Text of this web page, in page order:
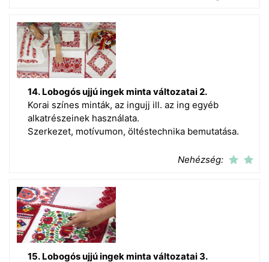
14. Lobogós ujjú ingek minta változatai 2.
Korai színes minták, az ingujj ill. az ing egyéb
alkatrészeinek használata.
Szerkezet, motívumon, öltéstechnika bemutatása.
Nehézség:
15. Lobogós ujjú ingek minta változatai 3.